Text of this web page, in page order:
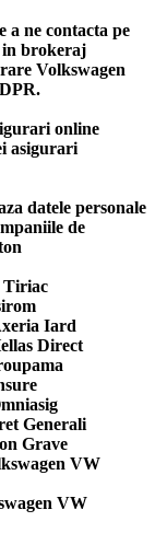
a ne contacta pe
in brokeraj
Volkswagen
online
asigurari
datele personale
de
Tiriac
Iard
Direct
Generali
Grave
VW
VW